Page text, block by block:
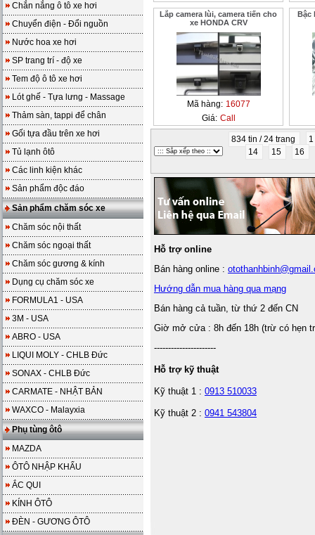
Chắn nắng ô tô xe hơi
Chuyển điện - Đổi nguồn
Nước hoa xe hơi
SP trang trí - độ xe
Tem độ ô tô xe hơi
Lót ghế - Tựa lưng - Massage
Thảm sàn, tappi để chân
Gối tựa đầu trên xe hơi
Tủ lạnh ôtô
Các linh kiện khác
Sản phẩm độc đáo
Sản phẩm chăm sóc xe
Chăm sóc nội thất
Chăm sóc ngoại thất
Chăm sóc gương & kính
Dụng cụ chăm sóc xe
FORMULA1 - USA
3M - USA
ABRO - USA
LIQUI MOLY - CHLB Đức
SONAX - CHLB Đức
CARMATE - NHẬT BẢN
WAXCO - Malayxia
Phụ tùng ôtô
MAZDA
ÔTÔ NHẬP KHẨU
ẮC QUI
KÍNH ÔTÔ
ĐÈN - GƯƠNG ÔTÔ
Lắp camera lùi, camera tiến cho
xe HONDA CRV
Mã hàng: 16077
Giá: Call
Bậc
834 tin / 24 trang
1
14
15 16
Hỗ trợ online
Bán hàng online :
Hướng dẫn mua hàng qua mạng
Bán hàng cả tuần, từ thứ 2 đến CN
Giờ mở cửa : 8h đến 18h (trừ có hẹn
----------------------
Hỗ trợ kỹ thuật
Kỹ thuật 1 : 0913 510033
Kỹ thuật 2 : 0941 543804